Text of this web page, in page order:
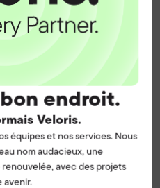
endroit.
Veloris.
équipes et nos services. Nous
nom audacieux, une
avec des projets
avenir.
, Skyrich recommande de
faible, idéalement avec
éviter de dépasser les 15 V
'désulfatation' sont à
la batterie inutilisable.
: